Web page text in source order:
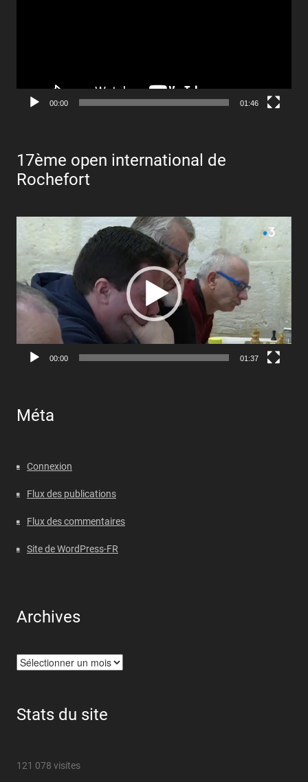
00:00 01:46
17ème open international de
Rochefort
Lecteur
vidéo
00:00 01:37
Méta
Connexion
Flux des publications
Flux des commentaires
Site de WordPress-FR
Archives
Archives
Stats du site
121 078 visites